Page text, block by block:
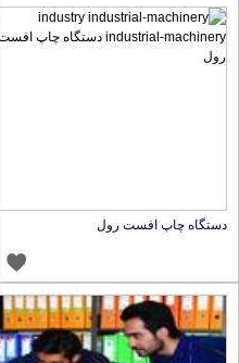
دستگاه چاپ افست رول